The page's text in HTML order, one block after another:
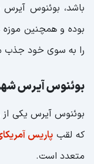
باشد، بوئنوس آیرس
بوده و همچنین موزه
را به سوی خود جذب
بوئنوس آیرس
بوئنوس آیرس یکی از
که لقبپاریس
متعدد است.